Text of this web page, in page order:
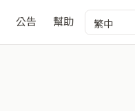
公告 幫助